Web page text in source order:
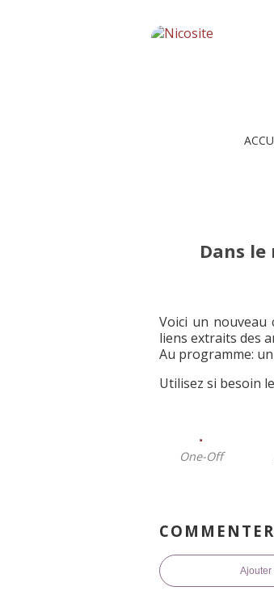
Dans le
Voici un
liens extraits des
Au programme:
Utilisez si besoin
One-Off
Ajouter